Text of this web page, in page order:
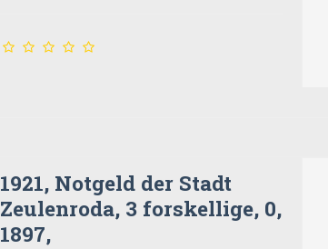
1921, Notgeld der Stadt
Zeulenroda, 3 forskellige, 0,
1897,